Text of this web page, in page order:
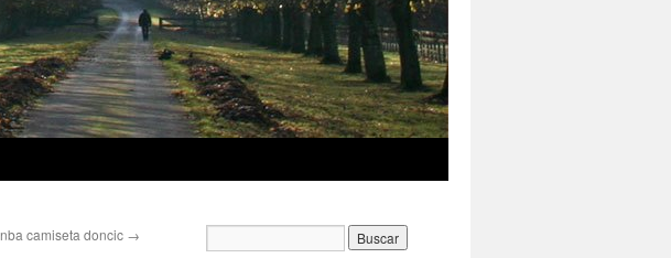
nba camiseta doncic →